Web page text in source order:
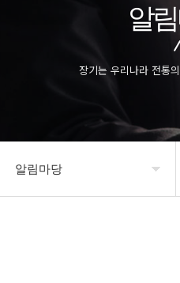
알
장기는 우리나라 전통
알림마당